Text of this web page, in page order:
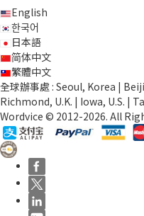
English
한국어
日本語
简体中文
繁體中文
全球辦事處 : Seoul, Korea |
Richmond, U.K. | Iowa, U.S. |
Wordvice © 2012-2026. All